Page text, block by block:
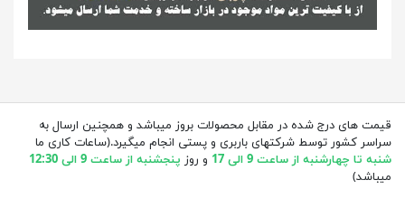
قیمت های درج شده در مقابل محصولات بروز میباشد و همچنین ارسال به
سراسر کشور توسط شرکتهای باربری و پستی انجام میگیرد.(ساعات کاری ما
شنبه تا چهارشنبه از ساعت 9 الی 17
و روز پنجشنبه از ساعت 9 الی 12:30
میباشد)